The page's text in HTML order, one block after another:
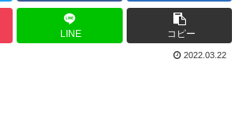
LINE コピー
2022.03.22